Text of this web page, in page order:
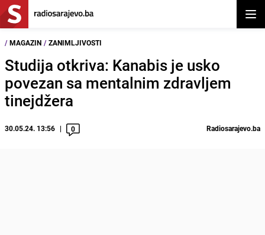
/ MAGAZIN / ZANIMLJIVOSTI
Studija otkriva: Kanabis je usko
povezan sa mentalnim zdravljem
tinejdžera
30.05.24. 13:56 0 Radiosarajevo.ba